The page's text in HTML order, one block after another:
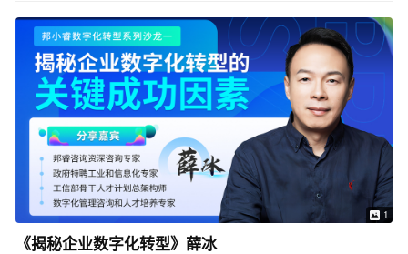
1
《揭秘企业数字化转型》薛冰